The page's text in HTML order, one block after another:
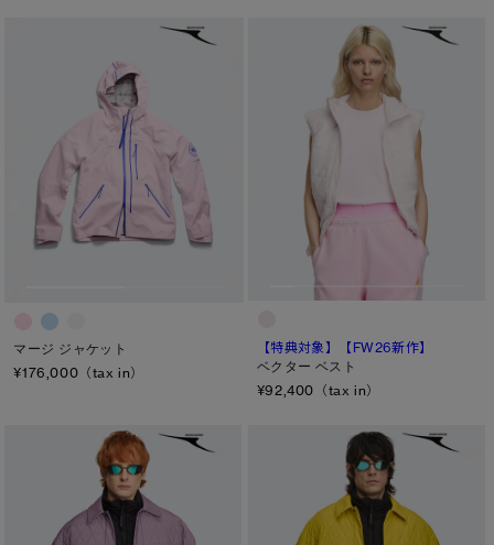
マージ ジャケット
¥176,000（tax in）
【特典対象】
【FW26新作】
ベクター ベスト
¥92,400（tax in）